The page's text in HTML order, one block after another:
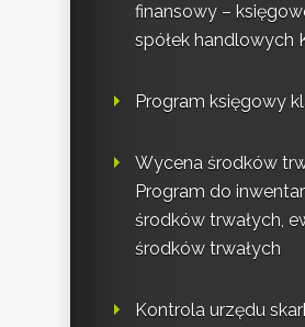
finansowy –
spółek handlowych
Program księgowy
Wycena środków
Program do
środków trwałych,
środków trwałych
Kontrola urzędu